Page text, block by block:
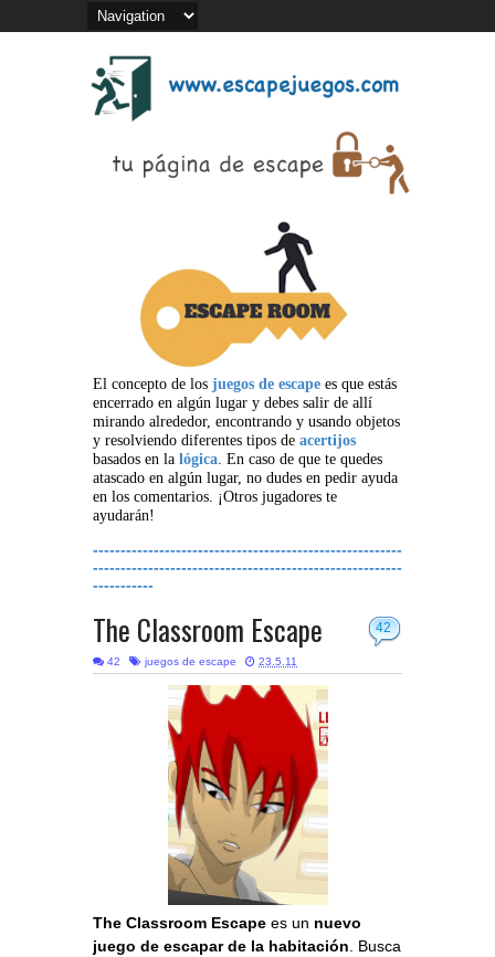
El concepto de los juegos de escape es que estás
encerrado en algún lugar y debes salir de allí
mirando alrededor, encontrando y usando objetos
y resolviendo diferentes tipos de acertijos
basados en la lógica. En caso de que te quedes
atascado en algún lugar, no dudes en pedir ayuda
en los comentarios. ¡Otros jugadores te
ayudarán!
--------------------------------------------------------
--------------------------------------------------------
-----------
42
The Classroom Escape
42 juegos de escape 23.5.11
The Classroom Escape es un nuevo
juego de escapar de la habitación . Busca